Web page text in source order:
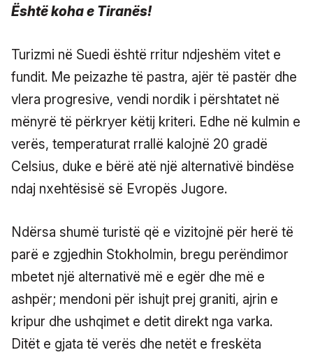
Turizmi në Suedi është rritur ndjeshëm vitet e
fundit. Me peizazhe të pastra, ajër të pastër dhe
vlera progresive, vendi nordik i përshtatet në
mënyrë të përkryer këtij kriteri. Edhe në kulmin e
verës, temperaturat rrallë kalojnë 20 gradë
Celsius, duke e bërë atë një alternativë bindëse
ndaj nxehtësisë së Evropës Jugore.
Ndërsa shumë turistë që e vizitojnë për herë të
parë e zgjedhin Stokholmin, bregu perëndimor
mbetet një alternativë më e egër dhe më e
ashpër; mendoni për ishujt prej graniti, ajrin e
kripur dhe ushqimet e detit direkt nga varka.
Ditët e gjata të verës dhe netët e freskëta